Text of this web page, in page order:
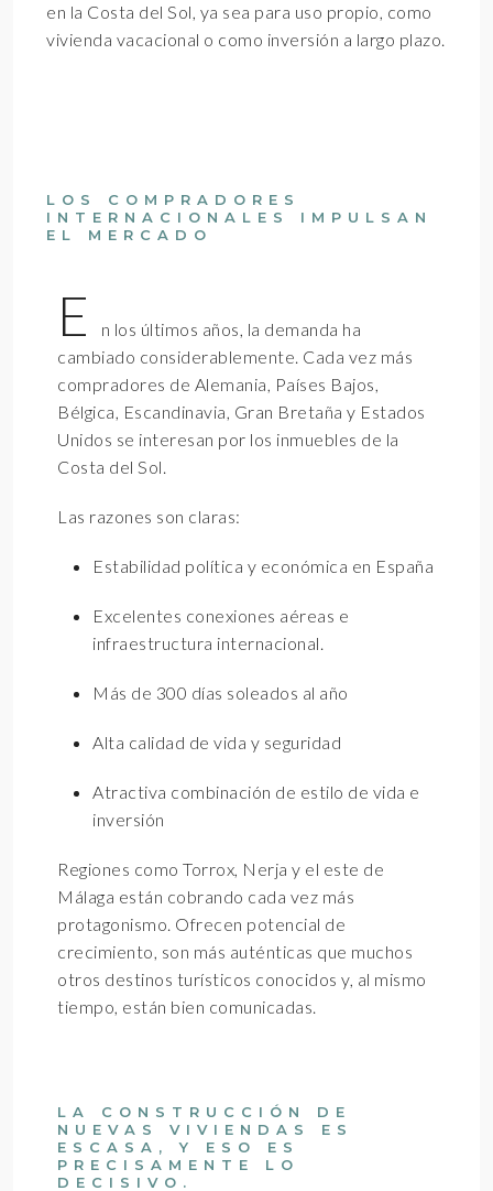
en la Costa del Sol, ya sea para uso propio, como
vivienda vacacional o como inversión a largo plazo.
LOS COMPRADORES
INTERNACIONALES IMPULSAN
EL MERCADO
E
n los últimos años, la demanda ha
cambiado considerablemente. Cada vez más
compradores de Alemania, Países Bajos,
Bélgica, Escandinavia, Gran Bretaña y Estados
Unidos se interesan por los inmuebles de la
Costa del Sol.
Las razones son claras:
Estabilidad política y económica en España
Excelentes conexiones aéreas e
infraestructura internacional.
Más de 300 días soleados al año
Alta calidad de vida y seguridad
Atractiva combinación de estilo de vida e
inversión
Regiones como Torrox, Nerja y el este de
Málaga están cobrando cada vez más
protagonismo. Ofrecen potencial de
crecimiento, son más auténticas que muchos
otros destinos turísticos conocidos y, al mismo
tiempo, están bien comunicadas.
LA CONSTRUCCIÓN DE
NUEVAS VIVIENDAS ES
ESCASA, Y ESO ES
PRECISAMENTE LO
DECISIVO.